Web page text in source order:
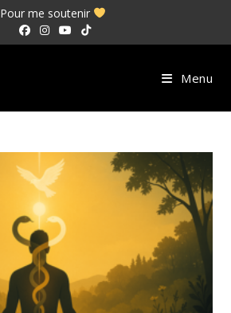
Pour me soutenir
Menu